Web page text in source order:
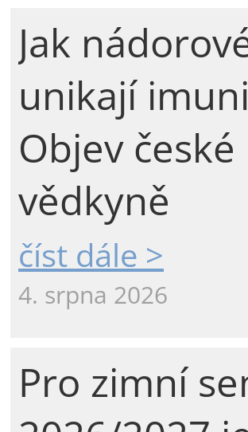
Jak
unikají
Objev české
vědkyně
číst dále >
4. srpna 2026
Pro zimní